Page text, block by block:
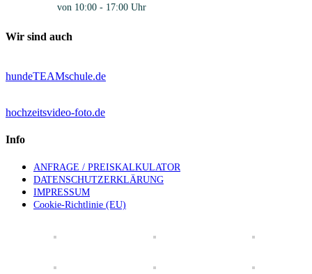
von 10:00 - 17:00 Uhr
Wir sind auch
hundeTEAMschule.de
hochzeitsvideo-foto.de
Info
ANFRAGE / PREISKALKULATOR
DATENSCHUTZERKLÄRUNG
IMPRESSUM
Cookie-Richtlinie (EU)